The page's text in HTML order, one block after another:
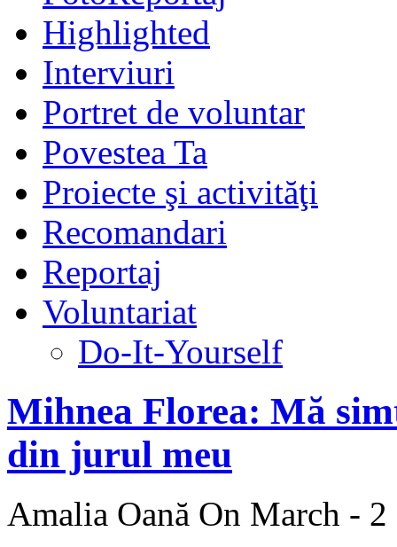
Highlighted
Interviuri
Portret de voluntar
Povestea Ta
Proiecte şi activităţi
Recomandari
Reportaj
Voluntariat
Do-It-Yourself
Mihnea Florea: Mă
din jurul meu
Amalia Oană On March - 2